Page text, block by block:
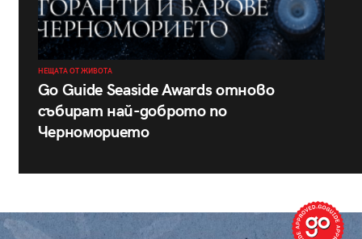
НЕЩАТА ОТ ЖИВОТА
Go Guide Seaside Awards отново
събират най-доброто по
Черноморието